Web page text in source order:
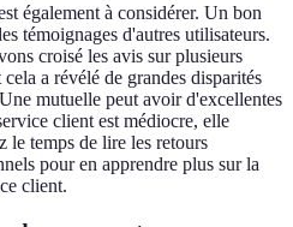
également à considérer. Un bon
témoignages d'autres utilisateurs.
croisé les avis sur plusieurs
a révélé de grandes disparités
mutuelle peut avoir d'excellentes
client est médiocre, elle
le temps de lire les retours
pour en apprendre plus sur la
client.